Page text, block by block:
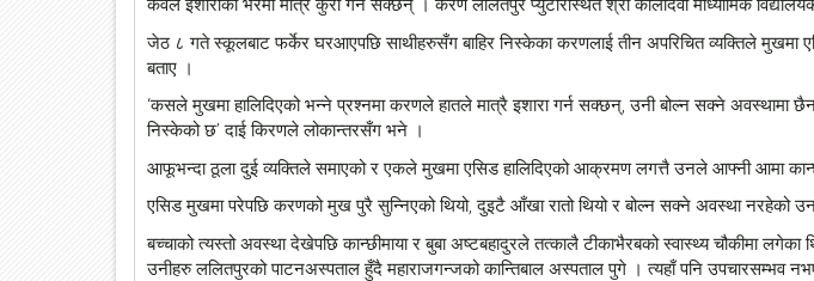
केवल इशाराका भरमा मात्रै कुरा गर्न सक्छन् । करण ललितपुर प्युटारस्थित श्री कालीदेवी माध्यामिक
जेठ ८ गते स्कूलबाट फर्केर घरआएपछि साथीहरुसँग बाहिर निस्केका करणलाई तीन अपरिचित व्यक्तिले मुखमा
बताए ।
‘कसले मुखमा हालिदिएको भन्ने प्रश्नमा करणले हातले मात्रै इशारा गर्न सक्छन्, उनी बोल्न सक्ने अवस्थामा
निस्केको छ’ दाई किरणले लोकान्तरसँग भने ।
आफूभन्दा ठूला दुई व्यक्तिले समाएको र एकले मुखमा एसिड हालिदिएको आक्रमण लगत्तै उनले आफ्नी आमा
एसिड मुखमा परेपछि करणको मुख पुरै सुन्निएको थियो, दुइटै आँखा रातो थियो र बोल्न सक्ने अवस्था नरहेको
बच्चाको त्यस्तो अवस्था देखेपछि कान्छीमाया र बुबा अष्टबहादुरले तत्कालै टीकाभैरबको स्वास्थ्य चौकीमा
उनीहरु ललितपुरको पाटनअस्पताल हुँदै महाराजगन्जको कान्तिबाल अस्पताल पुगे । त्यहाँ पनि उपचारसम्भव